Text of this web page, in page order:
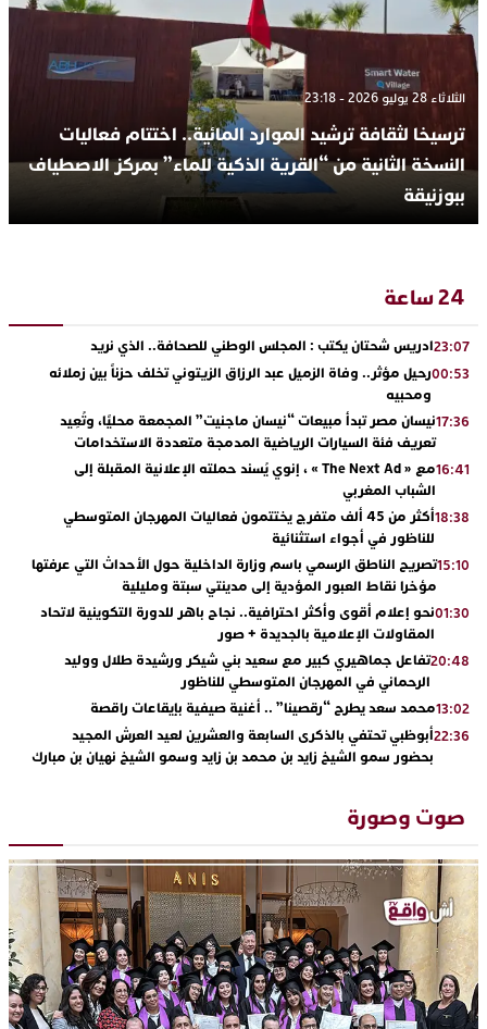
الثلاثاء 28 يوليو 2026 - 23:18
ترسيخا لثقافة ترشيد الموارد المائية.. اختتام فعاليات
النسخة الثانية من “القرية الذكية للماء” بمركز الاصطياف
ببوزنيقة
24 ساعة
23:07ادريس شحتان يكتب : المجلس الوطني للصحافة.. الذي نريد
00:53رحيل مؤثر.. وفاة الزميل عبد الرزاق الزيتوني تخلف حزناً بين زملائه
ومحبيه
17:36نيسان مصر تبدأ مبيعات “نيسان ماجنيت” المجمعة محليًا، وتُعِيد
تعريف فئة السيارات الرياضية المدمجة متعددة الاستخدامات
16:41
مع « The Next Ad » ، إنوي يُسند حملته الإعلانية المقبلة إلى
الشباب المغربي
18:38
أكثر من 45 ألف متفرج يختتمون فعاليات المهرجان المتوسطي
للناظور في أجواء استثنائية
15:10تصريح الناطق الرسمي باسم وزارة الداخلية حول الأحداث التي عرفتها
مؤخرا نقاط العبور المؤدية إلى مدينتي سبتة ومليلية
01:30نحو إعلام أقوى وأكثر احترافية.. نجاح باهر للدورة التكوينية لاتحاد
المقاولات الإعلامية بالجديدة + صور
20:48تفاعل جماهيري كبير مع سعيد بني شيكر ورشيدة طلال ووليد
الرحماني في المهرجان المتوسطي للناظور
13:02محمد سعد يطرح “رقصينا” .. أغنية صيفية بإيقاعات راقصة
22:36أبوظبي تحتفي بالذكرى السابعة والعشرين لعيد العرش المجيد
بحضور سمو الشيخ زايد بن محمد بن زايد وسمو الشيخ نهيان بن مبارك
“كوفرة فالغيس”
19:11يقظة أمنية تنهي كابوس الفتاة القاصر: كواليس مثيرة لعملية تحرير
17:27 اتحاد المقاولات الإعلامية يقود قاطرة التكوين بالجديدة ويستضيف
الإعلامي سعيد بلفقير في دورة استثنائية
23:18ترسيخا لثقافة ترشيد الموارد المائية.. اختتام فعاليات النسخة الثانية
من “القرية الذكية للماء” بمركز الاصطياف ببوزنيقة
صوت وصورة